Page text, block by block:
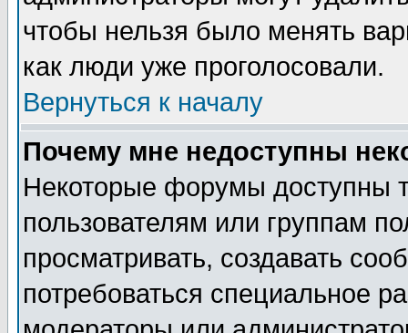
чтобы нельзя было менять
как люди уже проголосовали.
Вернуться к началу
Почему мне недоступны
Некоторые форумы доступны
пользователям или группам
просматривать, создавать
потребоваться специальное